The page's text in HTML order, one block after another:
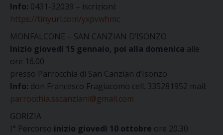
Info: 0431-32039 – iscrizioni:
https://tinyurl.com/yxpvwhmc
MONFALCONE – SAN CANZIAN D’ISONZO
Inizio giovedì 15 gennaio, poi alla domenica alle
ore 16.00
presso Parrocchia di San Canzian d’Isonzo
Info: don Francesco Fragiacomo cell. 335281952 mail:
parrocchia.sscanziani@gmail.com
GORIZIA
I° Percorso inizio giovedì 10 ottobre ore 20.30